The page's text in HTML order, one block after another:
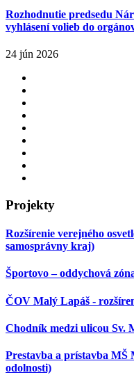
Rozhodnutie predsedu
vyhlásení volieb do
24 jún 2026
Projekty
Rozšírenie verejného
samosprávny kraj)
Športovo – oddychová
ČOV Malý Lapáš -
Chodník medzi ulicou Sv.
Prestavba a prístavba MŠ
odolnosti)